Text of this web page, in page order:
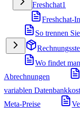
Freshchat1
Freshchat-
So trennen
Wo findet
Abrechnungen
variablen
Meta-Preise